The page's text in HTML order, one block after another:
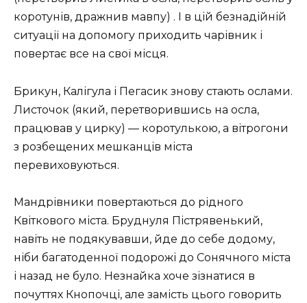
коротунів, дражнив мавпу) . І в цій безнадійній
ситуації на допомогу приходить чарівник і
повертає все на свої місця.
Брикун, Калігула і Пегасик знову стають ослами.
Листочок (який, перетворившись на осла,
працював у цирку) — коротулькою, а вітрогони
з розбещених мешканців міста
перевиховуються.
Мандрівники повертаються до рідного
Квіткового міста. Бруднуля Пістрявенький,
навіть не подякувавши, йде до себе додому,
ніби багатоденної подорожі до Сонячного міста
і назад не було. Незнайка хоче зізнатися в
почуттях Кнопочці, але замість цього говорить